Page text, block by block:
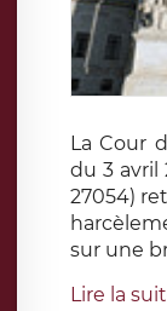
La Cour
du 3 avril
27054)
sur une
Lire la